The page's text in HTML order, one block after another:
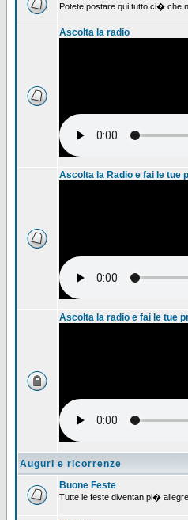
Potete postare qui tutto ci� che
Ascolta la radio
Ascolta la Radio e fai le tue
Ascolta la radio e fai le tue
Auguri e ricorrenze
Buone Feste
Tutte le feste diventan pi�